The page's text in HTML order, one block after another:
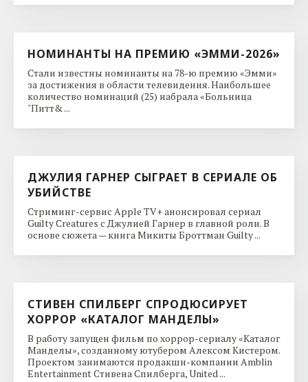
НОМИНАНТЫ НА ПРЕМИЮ «ЭММИ-2026»
Стали известны номинанты на 78-ю премию «Эмми»
за достижения в области телевидения. Наибольшее
количество номинаций (25) набрала «Больница
"Питт& ...
ДЖУЛИЯ ГАРНЕР СЫГРАЕТ В СЕРИАЛЕ ОБ
УБИЙСТВЕ
Стриминг-сервис Apple TV+ анонсировал сериал
Guilty Creatures с Джулией Гарнер в главной роли. В
основе сюжета — книга Микиты Броттман Guilty ...
СТИВЕН СПИЛБЕРГ СПРОДЮСИРУЕТ
ХОРРОР «КАТАЛОГ МАНДЕЛЫ»
В работу запущен фильм по хоррор-сериалу «Каталог
Манделы», созданному ютубером Алексом Кистером.
Проектом занимаются продакшн-компании Amblin
Entertainment Стивена Спилберга, United ...